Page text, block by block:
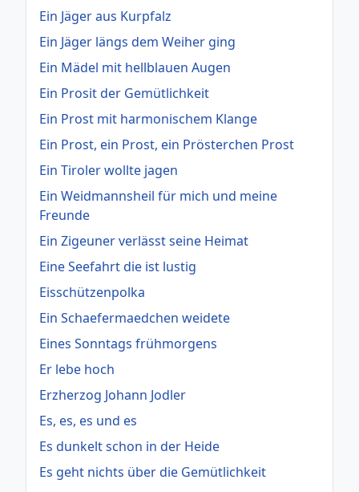
Ein Jäger aus Kurpfalz
Ein Jäger längs dem Weiher ging
Ein Mädel mit hellblauen Augen
Ein Prosit der Gemütlichkeit
Ein Prost mit harmonischem Klange
Ein Prost, ein Prost, ein Prösterchen Prost
Ein Tiroler wollte jagen
Ein Weidmannsheil für mich und meine
Freunde
Ein Zigeuner verlässt seine Heimat
Eine Seefahrt die ist lustig
Eisschützenpolka
Ein Schaefermaedchen weidete
Eines Sonntags frühmorgens
Er lebe hoch
Erzherzog Johann Jodler
Es, es, es und es
Es dunkelt schon in der Heide
Es geht nichts über die Gemütlichkeit